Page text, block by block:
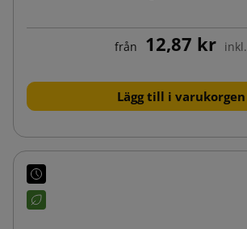
från 12,87 kr inkl.
Lägg till i varukorgen